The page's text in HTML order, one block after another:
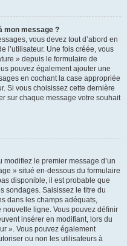
mon message ?
vous devez tout d’abord en
l’utilisateur. Une fois créée, vous
» depuis le formulaire de
pouvez également ajouter une
en cochant la case appropriée
Si vous choisissez cette dernière
sur chaque message votre souhait
le premier message d’un
» situé en-dessous du formulaire
disponible, il est probable que
sondages. Saisissez le titre du
dans les champs adéquats,
ligne. Vous pouvez définir
insérer en modifiant, lors du
». Vous pouvez également
ou non les utilisateurs à